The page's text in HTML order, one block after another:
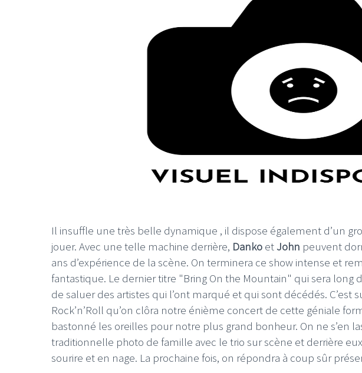
Il insuffle une très belle dynamique , il dispose également d’un
jouer. Avec une telle machine derrière, Danko etJohn peuvent
ans d’expérience de la scène. On terminera ce show intense et
fantastique. Le dernier titre "Bring On the Mountain" qui sera long
de saluer des artistes qui l’ont marqué et qui sont décédés. C’est
Rock’n’Roll qu’on clôra notre énième concert de cette géniale
bastonné les oreilles pour notre plus grand bonheur. On ne s’en
traditionnelle photo de famille avec le trio sur scène et derrière
sourire et en nage. La prochaine fois, on répondra à coup sûr